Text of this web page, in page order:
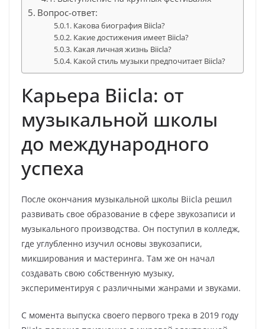
Вопрос-ответ:
Какова биография Biicla?
Какие достижения имеет Biicla?
Какая личная жизнь Biicla?
Какой стиль музыки предпочитает Biicla?
Карьера Biicla: от
музыкальной школы
до международного
успеха
После окончания музыкальной школы Biicla решил
развивать свое образование в сфере звукозаписи и
музыкального производства. Он поступил в колледж,
где углубленно изучил основы звукозаписи,
микширования и мастеринга. Там же он начал
создавать свою собственную музыку,
экспериментируя с различными жанрами и звуками.
С момента выпуска своего первого трека в 2019 году